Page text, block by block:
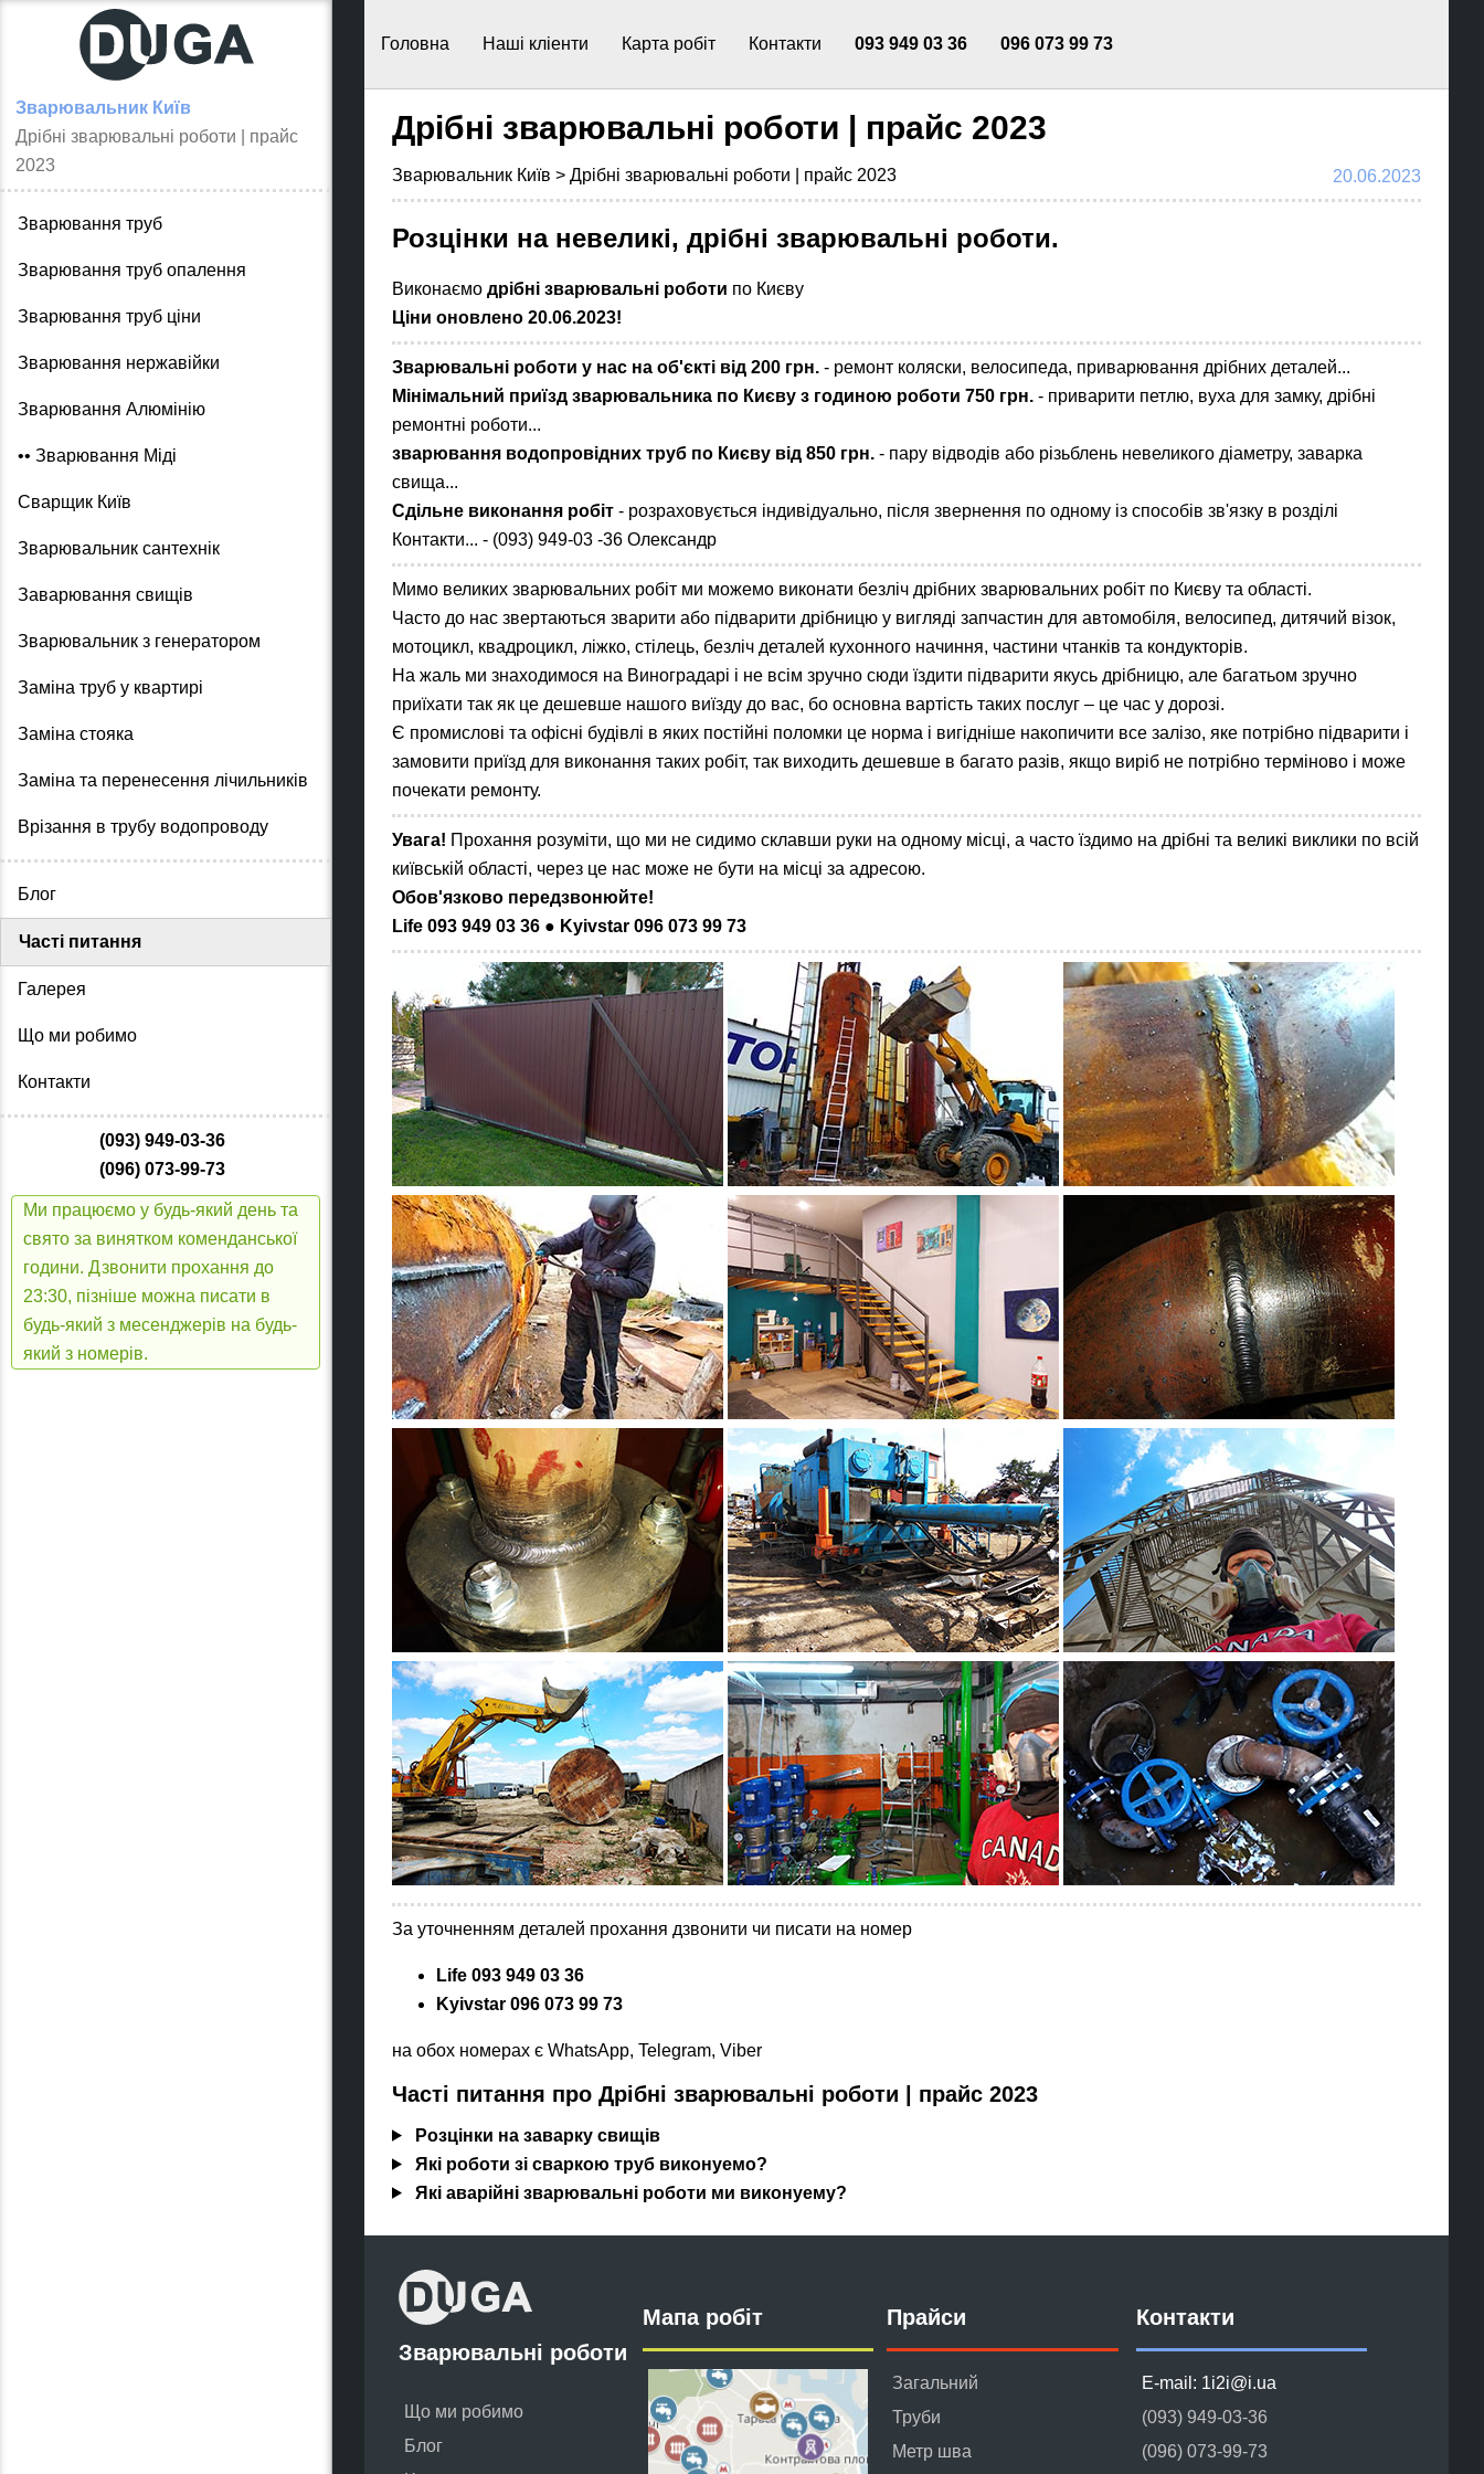
Головна Наші кліенти Карта робіт Контакти 093 949 03 36 096 073 99 73
Зварювальник Київ
Дрібні зварювальні роботи | прайс
2023
Зварювання труб
Зварювання труб опалення
Зварювання труб ціни
Зварювання нержавійки
Зварювання Алюмінію
•• Зварювання Міді
Сварщик Київ
Зварювальник сантехнік
Заварювання свищів
Зварювальник з генератором
Заміна труб у квартирі
Заміна стояка
Заміна та перенесення лічильників
Врізання в трубу водопроводу
Блог
Часті питання
Галерея
Що ми робимо
Контакти
(093) 949-03-36
(096) 073-99-73
Ми працюємо у будь-який день та
свято за винятком коменданської
години. Дзвонити прохання до
23:30, пізніше можна писати в
будь-який з месенджерів на будь-
який з номерів.
Дрібні зварювальні роботи | прайс 2023
Зварювальник Київ > Дрібні зварювальні роботи | прайс 2023 20.06.2023
Розцінки на невеликі, дрібні зварювальні роботи.
Виконаємо дрібні зварювальні роботи по Києву
Ціни оновлено 20.06.2023!
Зварювальні роботи у нас на об'єкті від 200 грн. - ремонт коляски, велосипеда, приварювання дрібних деталей...
Мінімальний приїзд зварювальника по Києву з годиною роботи 750 грн. - приварити петлю, вуха для замку, дрібні
ремонтні роботи...
зварювання водопровідних труб по Києву від 850 грн. - пару відводів або різьблень невеликого діаметру, заварка
свища...
Сдільне виконання робіт - розраховується індивідуально, після звернення по одному із способів зв'язку в розділі
Контакти... - (093) 949-03 -36 Олександр
Мимо великих зварювальних робіт ми можемо виконати безліч дрібних зварювальних робіт по Києву та області.
Часто до нас звертаються зварити або підварити дрібницю у вигляді запчастин для автомобіля, велосипед, дитячий візок,
мотоцикл, квадроцикл, ліжко, стілець, безліч деталей кухонного начиння, частини чтанків та кондукторів.
На жаль ми знаходимося на Виноградарі і не всім зручно сюди їздити підварити якусь дрібницю, але багатьом зручно
приїхати так як це дешевше нашого виїзду до вас, бо основна вартість таких послуг – це час у дорозі.
Є промислові та офісні будівлі в яких постійні поломки це норма і вигідніше накопичити все залізо, яке потрібно підварити і
замовити приїзд для виконання таких робіт, так виходить дешевше в багато разів, якщо виріб не потрібно терміново і може
почекати ремонту.
Увага! Прохання розуміти, що ми не сидимо склавши руки на одному місці, а часто їздимо на дрібні та великі виклики по всій
київській області, через це нас може не бути на місці за адресою.
Обов'язково передзвонюйте!
Life 093 949 03 36 ● Kyivstar 096 073 99 73
За уточненням деталей прохання дзвонити чи писати на номер
Life 093 949 03 36
Kyivstar 096 073 99 73
на обох номерах є WhatsApp, Telegram, Viber
Часті питання про Дрібні зварювальні роботи | прайс 2023
Розцінки на заварку свищів
Які роботи зі сваркою труб виконуемо?
Які аварійні зварювальні роботи ми виконуему?
Зварювальні роботи
Що ми робимо
Блог
Мапа робіт Прайси
Загальний
Труби
Метр шва
Контакти
E-mail: 1i2i@i.ua
(093) 949-03-36
(096) 073-99-73